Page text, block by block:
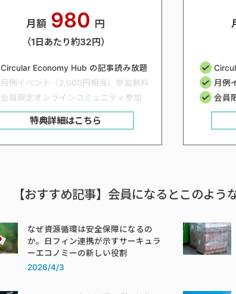
月額 980 円
（1日あたり約32円）
Circular Economy Hub の記事読み放題
月例イベント（2,000円相当）参加無料
会員限定オンラインコミュニティ参加
特典詳細はこちら
月例
会員
【おすすめ記事】会員になるとこのよう
なぜ資源循環は安全保障になるの
か。日フィン連携が示すサーキュラ
ーエコノミーの新しい役割
2026/4/3